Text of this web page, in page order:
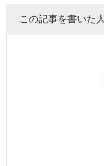
この記事を書いた人